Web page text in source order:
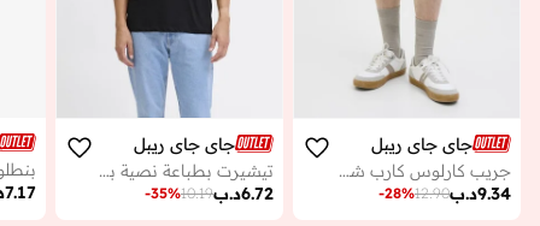
جاي جاي ريبل
جريب كارلوس كارب شورت
د.ب9.34
12.90
-28%
جاي جاي ريبل
تيشيرت بطباعة نصية بقصة عادية وياقة دائرية
د.ب6.72
10.19
-35%
7.17